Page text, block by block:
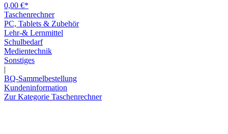
0,00 €*
Taschenrechner
PC, Tablets & Zubehör
Lehr-& Lernmittel
Schulbedarf
Medientechnik
Sonstiges
|
BQ-Sammelbestellung
Kundeninformation
Zur Kategorie Taschenrechner